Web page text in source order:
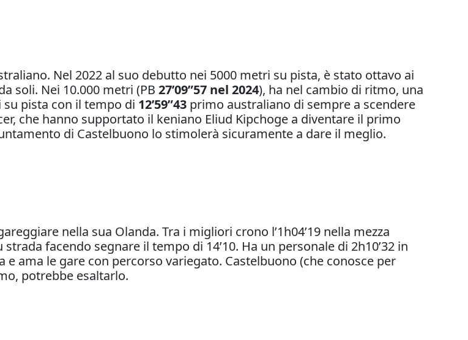
Nel 2022 al suo debutto nei 5000 metri su pista, è stato ottavo ai
soli. Nei 10.000 metri (PB 27’09”57 nel 2024), ha nel cambio di ritmo, una
su pista con il tempo di 12’59”43 primo australiano di sempre a scendere
che hanno supportato il keniano Eliud Kipchoge a diventare il primo
di Castelbuono lo stimolerà sicuramente a dare il meglio.
nella sua Olanda. Tra i migliori crono l’1h04’19 nella mezza
facendo segnare il tempo di 14’10. Ha un personale di 2h10’32 in
ama le gare con percorso variegato. Castelbuono (che conosce per
potrebbe esaltarlo.